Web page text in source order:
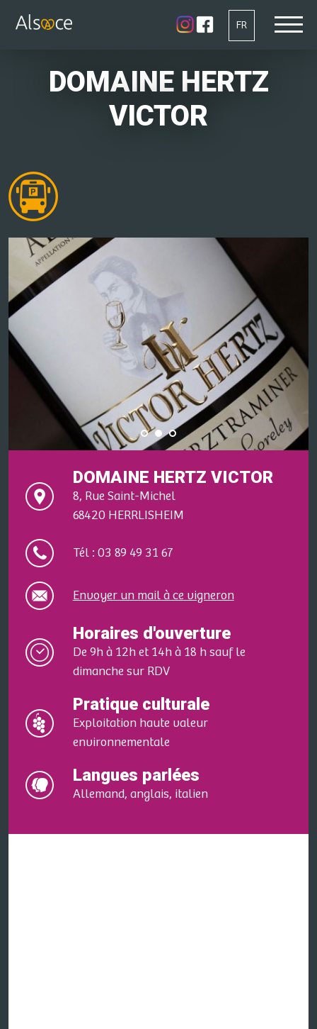
FR
DOMAINE HERTZ
VICTOR
DOMAINE HERTZ VICTOR
8, Rue Saint-Michel
68420 HERRLISHEIM
Tél : 03 89 49 31 67
Envoyer un mail à ce vigneron
Horaires d'ouverture
De 9h à 12h et 14h à 18 h sauf le
dimanche sur RDV
Pratique culturale
Exploitation haute valeur
environnementale
Langues parlées
Allemand, anglais, italien